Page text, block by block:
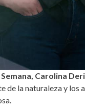
Semana, Carolina Deri
de la naturaleza y los